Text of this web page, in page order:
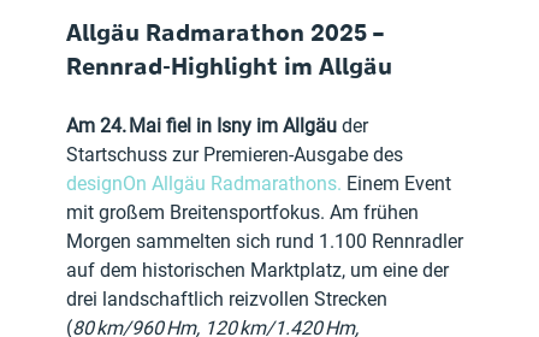
Allgäu Radmarathon 2025 –
Rennrad-Highlight im Allgäu
Am 24. Mai fiel in Isny im Allgäu der
Startschuss zur Premieren-Ausgabe des
designOn Allgäu Radmarathons. Einem Event
mit großem Breitensportfokus. Am frühen
Morgen sammelten sich rund 1.100 Rennradler
auf dem historischen Marktplatz, um eine der
drei landschaftlich reizvollen Strecken
(80 km/960 Hm, 120 km/1.420 Hm,